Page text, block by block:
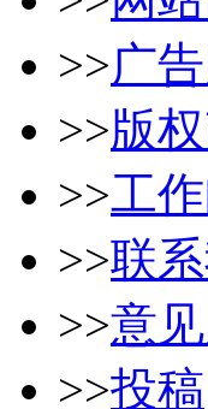
>>广
>>版
>>工
>>联
>>意
>>投稿